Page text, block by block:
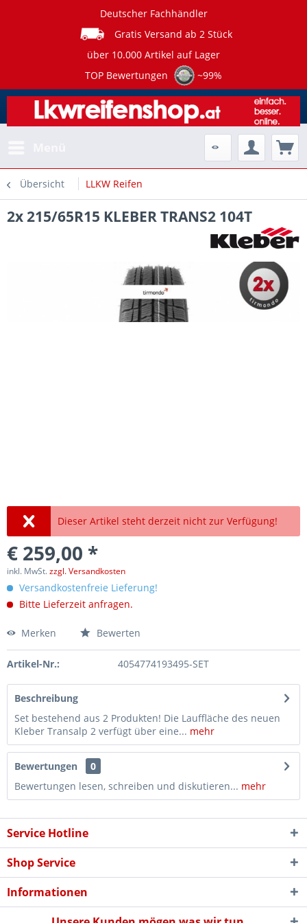
Deutscher Fachhändler
Gratis Versand ab 2 Stück
über 10.000 Artikel auf Lager
TOP Bewertungen
~99%
Übersicht LLKW Reifen
2x 215/65R15 KLEBER TRANS2 104T
Dieser Artikel steht derzeit nicht zur Verfügung!
€ 259,00 *
inkl. MwSt.zzgl. Versandkosten
Versandkostenfreie Lieferung!
Bitte Lieferzeit anfragen.
Merken Bewerten
Artikel-Nr.: 4054774193495-SET
Beschreibung
Set bestehend aus 2 Produkten! Die Lauffläche des neuen
Kleber Transalp 2 verfügt über eine... mehr
Bewertungen
0
Bewertungen lesen, schreiben und diskutieren... mehr
Service Hotline
Shop Service
Informationen